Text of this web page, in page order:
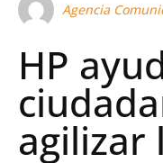
Agencia
HP
agilizar